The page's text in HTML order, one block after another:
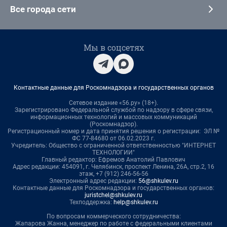
Все города сети
Мы в соцсетях
Контактные данные для Роскомнадзора и государственных органов
Сетевое издание «56.ру» (18+).
Зарегистрировано Федеральной службой по надзору в сфере связи,
информационных технологий и массовых коммуникаций
(Роскомнадзор).
Регистрационный номер и дата принятия решения о регистрации: ЭЛ №
ФС 77-84680 от 06.02.2023 г.
Учредитель: Общество с ограниченной ответственностью "ИНТЕРНЕТ
ТЕХНОЛОГИИ"
Главный редактор: Ефремов Анатолий Павлович
Адрес редакции: 454091, г. Челябинск, проспект Ленина, 26А, стр.2, 16
этаж, +7 (912) 246-56-56
Электронный адрес редакции: 56@shkulev.ru
Контактные данные для Роскомнадзора и государственных органов:
juristchel@shkulev.ru
Техподдержка: help@shkulev.ru
По вопросам коммерческого сотрудничества:
Жапарова Жанна, менеджер по работе с федеральными клиентами